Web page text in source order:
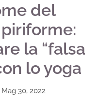
del
la “falsa
lo yoga
Mag 30, 2022